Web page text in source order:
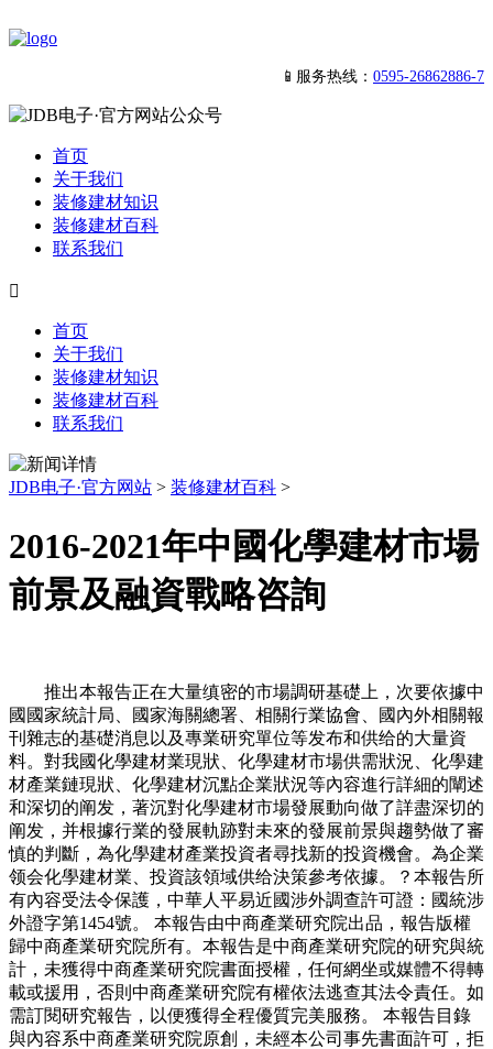
📱服务热线： 0595-26862886-7
首页
关于我们
装修建材知识
装修建材百科
联系我们

首页
关于我们
装修建材知识
装修建材百科
联系我们
JDB电子·官方网站 > 装修建材百科 >
2016-2021年中國化學建材市場
前景及融資戰略咨詢
推出本報告正在大量缜密的市場調研基礎上，次要依據中
國國家統計局、國家海關總署、相關行業協會、國內外相關報
刊雜志的基礎消息以及專業研究單位等发布和供给的大量資
料。對我國化學建材業現狀、化學建材市場供需狀況、化學建
材產業鏈現狀、化學建材沉點企業狀況等內容進行詳細的闡述
和深切的阐发，著沉對化學建材市場發展動向做了詳盡深切的
阐发，并根據行業的發展軌跡對未來的發展前景與趨勢做了審
慎的判斷，為化學建材產業投資者尋找新的投資機會。為企業
领会化學建材業、投資該領域供给決策參考依據。？本報告所
有內容受法令保護，中華人平易近國涉外調查許可證：國統涉
外證字第1454號。 本報告由中商產業研究院出品，報告版權
歸中商產業研究院所有。本報告是中商產業研究院的研究與統
計，未獲得中商產業研究院書面授權，任何網坐或媒體不得轉
載或援用，否則中商產業研究院有權依法逃查其法令責任。如
需訂閱研究報告，以便獲得全程優質完美服務。 本報告目錄
與內容系中商產業研究院原創，未經本公司事先書面許可，拒